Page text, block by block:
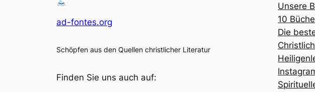
ad-fontes.org
Schöpfen aus den Quellen christlicher Literatur
Finden Sie uns auch auf:
Unsere
10
Die